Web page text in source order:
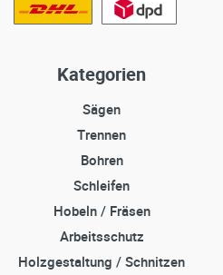
Kategorien
Sägen
Trennen
Bohren
Schleifen
Hobeln / Fräsen
Arbeitsschutz
Holzgestaltung / Schnitzen